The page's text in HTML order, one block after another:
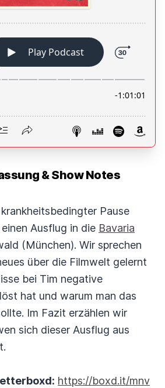
& Show Notes
Pause
Ausflug in die Bavaria
(München). Wir sprechen
über die Filmwelt gelernt
bei Tim negative
hat und warum man das
Im Fazit erzählen wir
sich dieser Ausflug aus
https://boxd.it/mnv